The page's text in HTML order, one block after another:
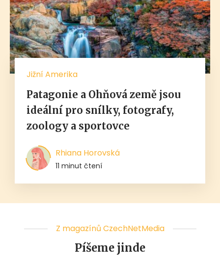
Jižní Amerika
Patagonie a Ohňová země jsou
ideální pro snílky, fotografy,
zoology a sportovce
Rhiana Horovská
11 minut čtení
Z magazínů CzechNetMedia
Píšeme jinde